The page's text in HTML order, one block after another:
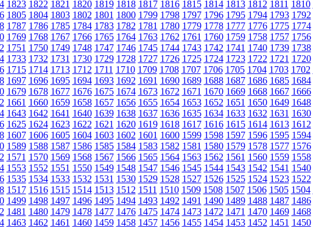
1823 1822 1821 1820 1819 1818 1817 1816 1815 1814 1813 1812 1811 1810
1805 1804 1803 1802 1801 1800 1799 1798 1797 1796 1795 1794 1793 1792
1787 1786 1785 1784 1783 1782 1781 1780 1779 1778 1777 1776 1775 1774
1769 1768 1767 1766 1765 1764 1763 1762 1761 1760 1759 1758 1757 1756
1751 1750 1749 1748 1747 1746 1745 1744 1743 1742 1741 1740 1739 1738
1733 1732 1731 1730 1729 1728 1727 1726 1725 1724 1723 1722 1721 1720
1715 1714 1713 1712 1711 1710 1709 1708 1707 1706 1705 1704 1703 1702
1697 1696 1695 1694 1693 1692 1691 1690 1689 1688 1687 1686 1685 1684
1679 1678 1677 1676 1675 1674 1673 1672 1671 1670 1669 1668 1667 1666
1661 1660 1659 1658 1657 1656 1655 1654 1653 1652 1651 1650 1649 1648
1643 1642 1641 1640 1639 1638 1637 1636 1635 1634 1633 1632 1631 1630
1625 1624 1623 1622 1621 1620 1619 1618 1617 1616 1615 1614 1613 1612
1607 1606 1605 1604 1603 1602 1601 1600 1599 1598 1597 1596 1595 1594
1589 1588 1587 1586 1585 1584 1583 1582 1581 1580 1579 1578 1577 1576
1571 1570 1569 1568 1567 1566 1565 1564 1563 1562 1561 1560 1559 1558
1553 1552 1551 1550 1549 1548 1547 1546 1545 1544 1543 1542 1541 1540
1535 1534 1533 1532 1531 1530 1529 1528 1527 1526 1525 1524 1523 1522
1517 1516 1515 1514 1513 1512 1511 1510 1509 1508 1507 1506 1505 1504
1499 1498 1497 1496 1495 1494 1493 1492 1491 1490 1489 1488 1487 1486
1481 1480 1479 1478 1477 1476 1475 1474 1473 1472 1471 1470 1469 1468
1463 1462 1461 1460 1459 1458 1457 1456 1455 1454 1453 1452 1451 1450